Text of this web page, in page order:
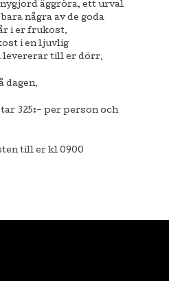
äggröra, ett urval
några av de goda
i er frukost.
i en ljuvlig
till er dörr.
dagen.
325:- per person och
till er kl 0900